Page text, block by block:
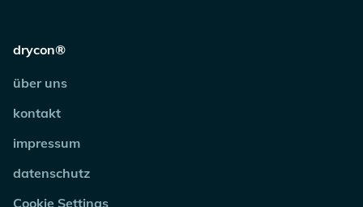
drycon®
über uns
kontakt
impressum
datenschutz
Cookie Settings